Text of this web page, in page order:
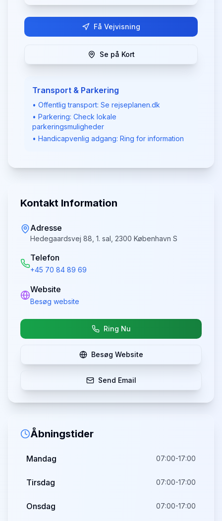
Få Vejvisning
Se på Kort
Transport & Parkering
• Offentlig transport: Se rejseplanen.dk
• Parkering: Check lokale
parkeringsmuligheder
• Handicapvenlig adgang: Ring for information
Kontakt Information
Adresse
Hedegaardsvej 88, 1. sal, 2300 København S
Telefon
+45 70 84 89 69
Website
Besøg website
Ring Nu
Besøg Website
Send Email
Åbningstider
Mandag 07:00-17:00
Tirsdag 07:00-17:00
Onsdag 07:00-17:00